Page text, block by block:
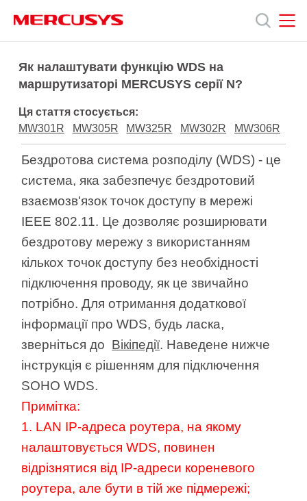
navigation
Продукція
Україна
Українська
Як налаштувати функцію WDS на
маршрутизаторі MERCUSYS серії N?
Ця стаття стосується:
MW301R
MW305R MW325R MW302R MW306R
Бездротова система розподілу (WDS) - це
система, яка забезпечує бездротовий
взаємозв'язок точок доступу в мережі
IEEE 802.11. Це дозволяє розширювати
бездротову мережу з використанням
кількох точок доступу без необхідності
підключення проводу, як це звичайно
потрібно. Для отримання додаткової
інформації про WDS, будь ласка,
зверніться до Вікіпедії. Наведене нижче
інструкція є рішенням для підключення
SOHO WDS.
Примітка:
1. LAN IP-адреса роутера, на якому
налаштовується WDS, повинен
відрізнятися від IP-адреси кореневого
роутера, але бути в тій же підмережі;